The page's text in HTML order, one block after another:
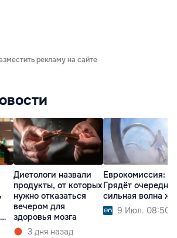
рекламу на сайте
Диетологи назвали
продукты, от которых
нужно отказаться
вечером для
здоровья мозга
3 дня назад
Еврокомиссия:
Грядёт очередная
сильная волна
9 Июл. 08:50